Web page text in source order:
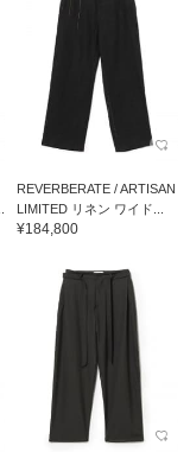
REVERBERATE / ARTISAN
LIMITED リネン ワイド...
¥184,800